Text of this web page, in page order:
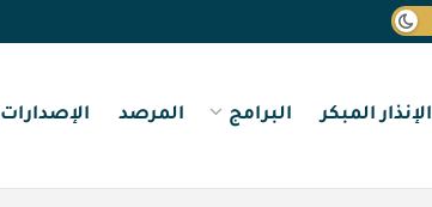
الإنذار المبكر البرامج المرصد الإصدارات